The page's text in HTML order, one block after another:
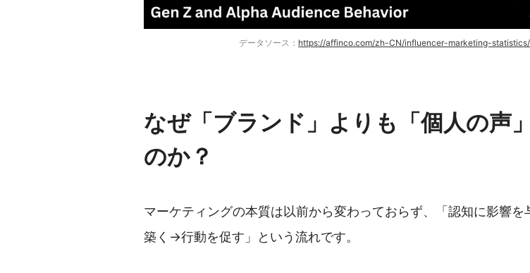
データソース： https://affinco.com/zh-CN/influencer-marketing-statistics/
なぜ「ブランド」よりも「個人の声
のか？
マーケティングの本質は以前から変わっておらず、「認知に影響
築く→行動を促す」という流れです。